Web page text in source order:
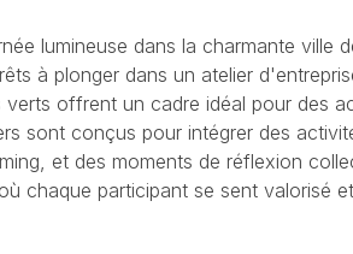
lumineuse dans la charmante ville
à plonger dans un atelier
verts offrent un cadre idéal pour des
sont conçus pour intégrer des
et des moments de réflexion
chaque participant se sent valorisé